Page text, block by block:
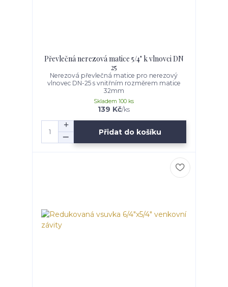
Převlečná nerezová matice 5/4" k vlnovci DN
25
Nerezová převlečná matice pro nerezový
vlnovec DN-25 s vnitřním rozměrem matice
32mm
139 Kč/ks
Skladem 100 ks
Přidat do košíku